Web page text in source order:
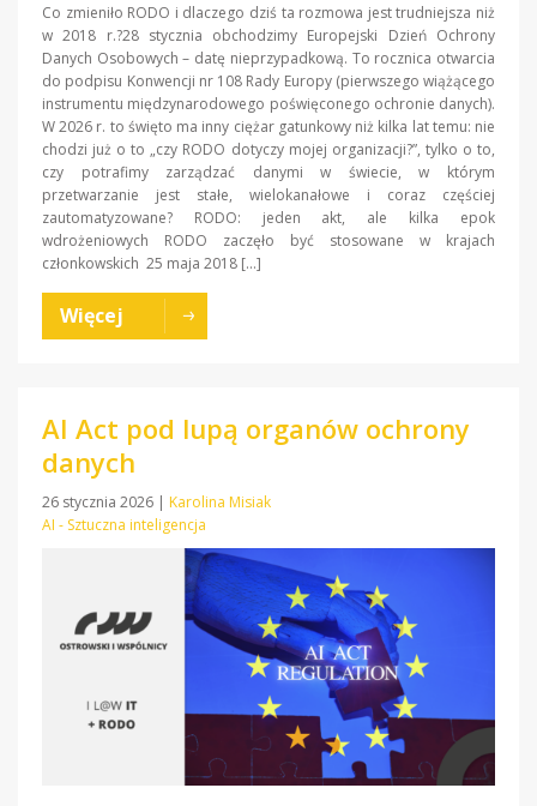
Co zmieniło RODO i dlaczego dziś ta rozmowa jest trudniejsza niż
w 2018 r.?28 stycznia obchodzimy Europejski Dzień Ochrony
Danych Osobowych – datę nieprzypadkową. To rocznica otwarcia
do podpisu Konwencji nr 108 Rady Europy (pierwszego wiążącego
instrumentu międzynarodowego poświęconego ochronie danych).
W 2026 r. to święto ma inny ciężar gatunkowy niż kilka lat temu: nie
chodzi już o to „czy RODO dotyczy mojej organizacji?”, tylko o to,
czy potrafimy zarządzać danymi w świecie, w którym
przetwarzanie jest stałe, wielokanałowe i coraz częściej
zautomatyzowane? RODO: jeden akt, ale kilka epok
wdrożeniowych RODO zaczęło być stosowane w krajach
członkowskich 25 maja 2018 […]
Więcej
AI Act pod lupą organów ochrony
danych
26 stycznia 2026 | Karolina Misiak
AI - Sztuczna inteligencja